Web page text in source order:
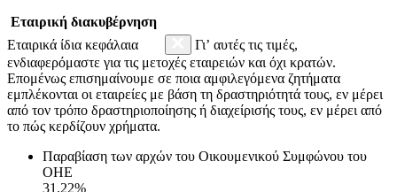
Εταιρική διακυβέρνηση
Εταιρικά ίδια κεφάλαια
Γι’ αυτές τις τιμές,
ενδιαφερόμαστε για τις μετοχές εταιρειών και όχι κρατών.
Επομένως επισημαίνουμε σε ποια αμφιλεγόμενα ζητήματα
εμπλέκονται οι εταιρείες με βάση τη δραστηριότητά τους, εν μέρει
από τον τρόπο δραστηριοποίησης ή διαχείρισής τους, εν μέρει από
το πώς κερδίζουν χρήματα.
Παραβίαση των αρχών του Οικουμενικού Συμφώνου του
ΟΗΕ
31.22%